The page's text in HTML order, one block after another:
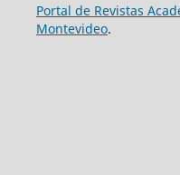
Portal de Revistas
Montevideo.